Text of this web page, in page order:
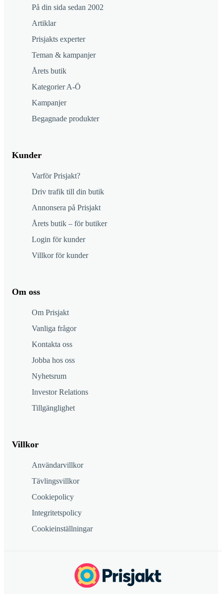
På din sida sedan 2002
Artiklar
Prisjakts experter
Teman & kampanjer
Årets butik
Kategorier A-Ö
Kampanjer
Begagnade produkter
Kunder
Varför Prisjakt?
Driv trafik till din butik
Annonsera på Prisjakt
Årets butik – för butiker
Login för kunder
Villkor för kunder
Om oss
Om Prisjakt
Vanliga frågor
Kontakta oss
Jobba hos oss
Nyhetsrum
Investor Relations
Tillgänglighet
Villkor
Användarvillkor
Tävlingsvillkor
Cookiepolicy
Integritetspolicy
Cookieinställningar